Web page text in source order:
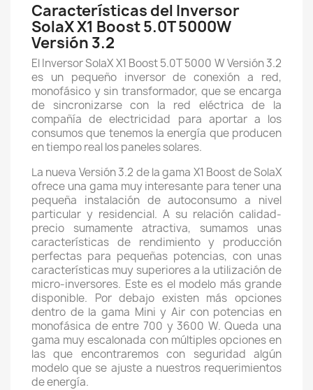
Características del Inversor
SolaX X1 Boost 5.0T 5000W
Versión 3.2
El Inversor SolaX X1 Boost 5.0T 5000 W Versión 3.2
es un pequeño inversor de conexión a red,
monofásico y sin transformador, que se encarga
de sincronizarse con la red eléctrica de la
compañía de electricidad para aportar a los
consumos que tenemos la energía que producen
en tiempo real los paneles solares.
La nueva Versión 3.2 de la gama X1 Boost de SolaX
ofrece una gama muy interesante para tener una
pequeña instalación de autoconsumo a nivel
particular y residencial. A su relación calidad-
precio sumamente atractiva, sumamos unas
características de rendimiento y producción
perfectas para pequeñas potencias, con unas
características muy superiores a la utilización de
micro-inversores. Este es el modelo más grande
disponible. Por debajo existen más opciones
dentro de la gama Mini y Air con potencias en
monofásica de entre 700 y 3600 W. Queda una
gama muy escalonada con múltiples opciones en
las que encontraremos con seguridad algún
modelo que se ajuste a nuestros requerimientos
de energía.